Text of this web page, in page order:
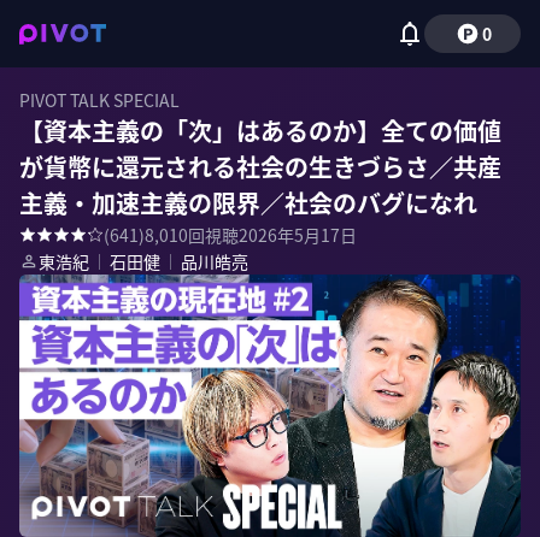
0
PIVOT TALK SPECIAL
【資本主義の「次」はあるのか】全ての価値
が貨幣に還元される社会の生きづらさ／共産
主義・加速主義の限界／社会のバグになれ
(641)8,010回視聴2026年5月17日
東浩紀 ｜ 石田健 ｜ 品川皓亮